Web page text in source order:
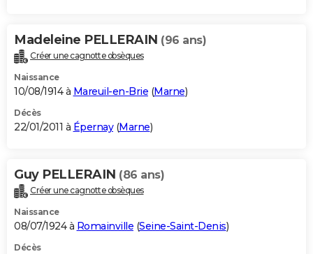
Madeleine PELLERAIN (96 ans)
Créer une cagnotte obsèques
Naissance
10/08/1914 à Mareuil-en-Brie (Marne)
Décès
22/01/2011 à Épernay(Marne)
Guy PELLERAIN (86 ans)
Créer une cagnotte obsèques
Naissance
08/07/1924 à Romainville (Seine-Saint-Denis)
Décès